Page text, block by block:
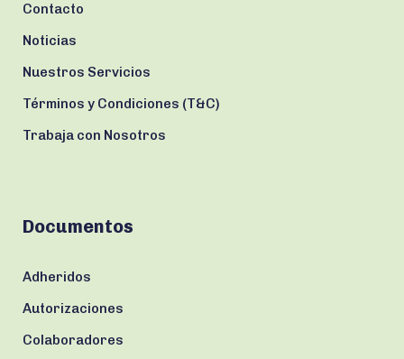
Contacto
Noticias
Nuestros Servicios
Términos y Condiciones (T&C)
Trabaja con Nosotros
Documentos
Adheridos
Autorizaciones
Colaboradores